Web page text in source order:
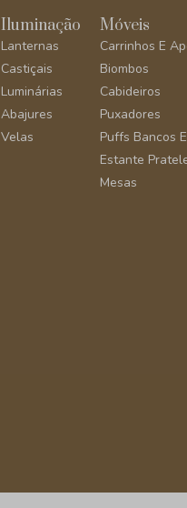
Iluminação
Lanternas
Castiçais
Luminárias
Abajures
Velas
Móveis
Carrinhos E
Biombos
Cabideiros
Puxadores
Puffs Bancos
Estante
Mesas